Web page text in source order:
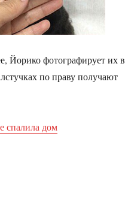
Йорико фотографирует их в
по праву получают
спалила дом